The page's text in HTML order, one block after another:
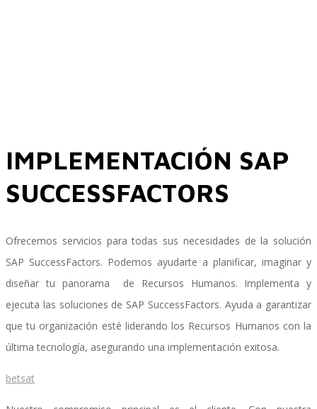
Implementación SAP SuccessFactors
Implementación Nómina Cloud Sap
SAP SuccessFactors Employee Central
IMPLEMENTACIÓN SAP
SUCCESSFACTORS
Ofrecemos servicios para todas sus necesidades de la solución
SAP SuccessFactors. Podemos ayudarte a planificar, imaginar y
diseñar tu panorama de Recursos Humanos. Implementa y
ejecuta las soluciones de SAP SuccessFactors. Ayuda a garantizar
que tu organización esté liderando los Recursos Humanos con la
última tecnología, asegurando una implementación exitosa.
betsat